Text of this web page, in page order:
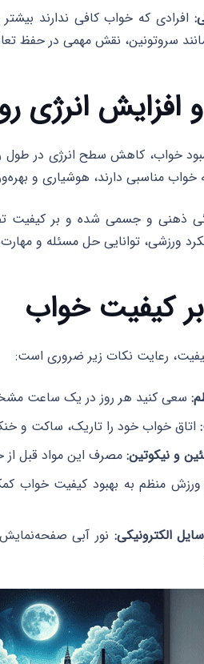
افرادی که خواب کافی ندارند
سروتونین، نقش مهمی در حفظ
انرژی
خواب، کاهش سطح انرژی در طول
خواب مناسبی دارند، هوشیاری و
ذهنی و جسمی شده و بر کیفیت
ورزشی، توانایی حل مسئله و
کیفیت خواب
رعایت نکات زیر ضروری است:
سعی کنید هر روز در یک ساعت
اتاق خواب خود را تاریک، ساکت و
و نیکوتین: مصرف این مواد قبل
ورزش منظم به بهبود کیفیت خواب
الکترونیکی: نور آبی صفحه‌نمایش